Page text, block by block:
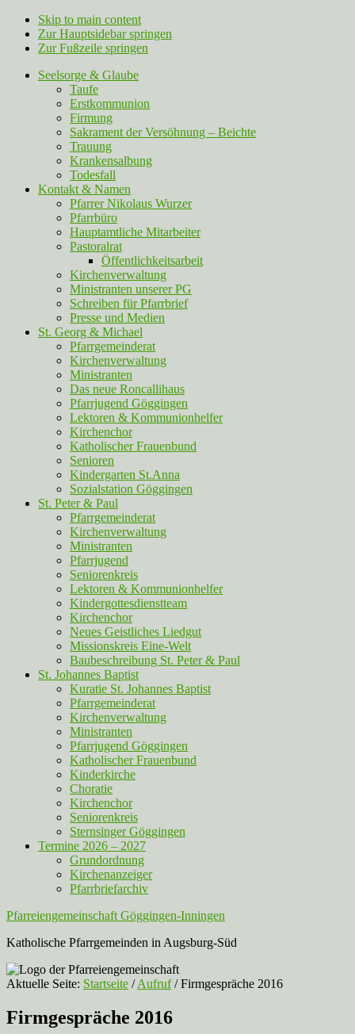
Skip to main content
Zur Hauptsidebar springen
Zur Fußzeile springen
Seelsorge & Glaube
Taufe
Erstkommunion
Firmung
Sakrament der Versöhnung – Beichte
Trauung
Krankensalbung
Todesfall
Kontakt & Namen
Pfarrer Nikolaus Wurzer
Pfarrbüro
Hauptamtliche Mitarbeiter
Pastoralrat
Öffentlichkeitsarbeit
Kirchenverwaltung
Ministranten unserer PG
Schreiben für Pfarrbrief
Presse und Medien
St. Georg & Michael
Pfarrgemeinderat
Kirchenverwaltung
Ministranten
Das neue Roncallihaus
Pfarrjugend Göggingen
Lektoren & Kommunionhelfer
Kirchenchor
Katholischer Frauenbund
Senioren
Kindergarten St.Anna
Sozialstation Göggingen
St. Peter & Paul
Pfarrgemeinderat
Kirchenverwaltung
Ministranten
Pfarrjugend
Seniorenkreis
Lektoren & Kommunionhelfer
Kindergottesdienstteam
Kirchenchor
Neues Geistliches Liedgut
Missionskreis Eine-Welt
Baubeschreibung St. Peter & Paul
St. Johannes Baptist
Kuratie St. Johannes Baptist
Pfarrgemeinderat
Kirchenverwaltung
Ministranten
Pfarrjugend Göggingen
Katholischer Frauenbund
Kinderkirche
Choratie
Kirchenchor
Seniorenkreis
Sternsinger Göggingen
Termine 2026 – 2027
Grundordnung
Kirchenanzeiger
Pfarrbriefarchiv
Pfarreiengemeinschaft Göggingen-Inningen
Katholische Pfarrgemeinden in Augsburg-Süd
Aktuelle Seite: Startseite / Aufruf /Firmgespräche 2016
Firmgespräche 2016